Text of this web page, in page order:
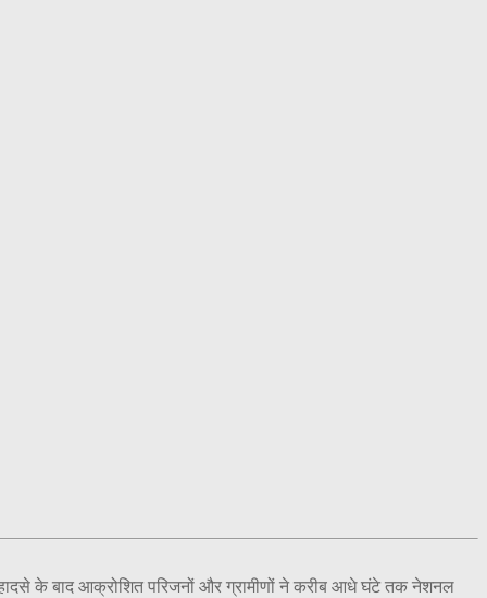
के बाद आक्रोशित परिजनों और ग्रामीणों ने करीब आधे घंटे तक नेशनल